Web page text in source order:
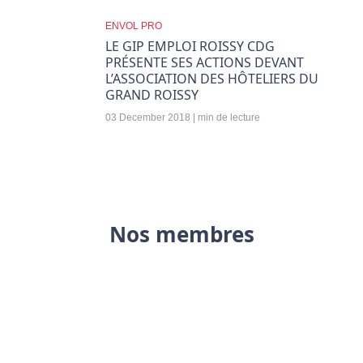
ENVOL PRO
LE GIP EMPLOI ROISSY CDG
PRÉSENTE SES ACTIONS DEVANT
L’ASSOCIATION DES HÔTELIERS DU
GRAND ROISSY
03 December 2018 | min de lecture
Nos membres